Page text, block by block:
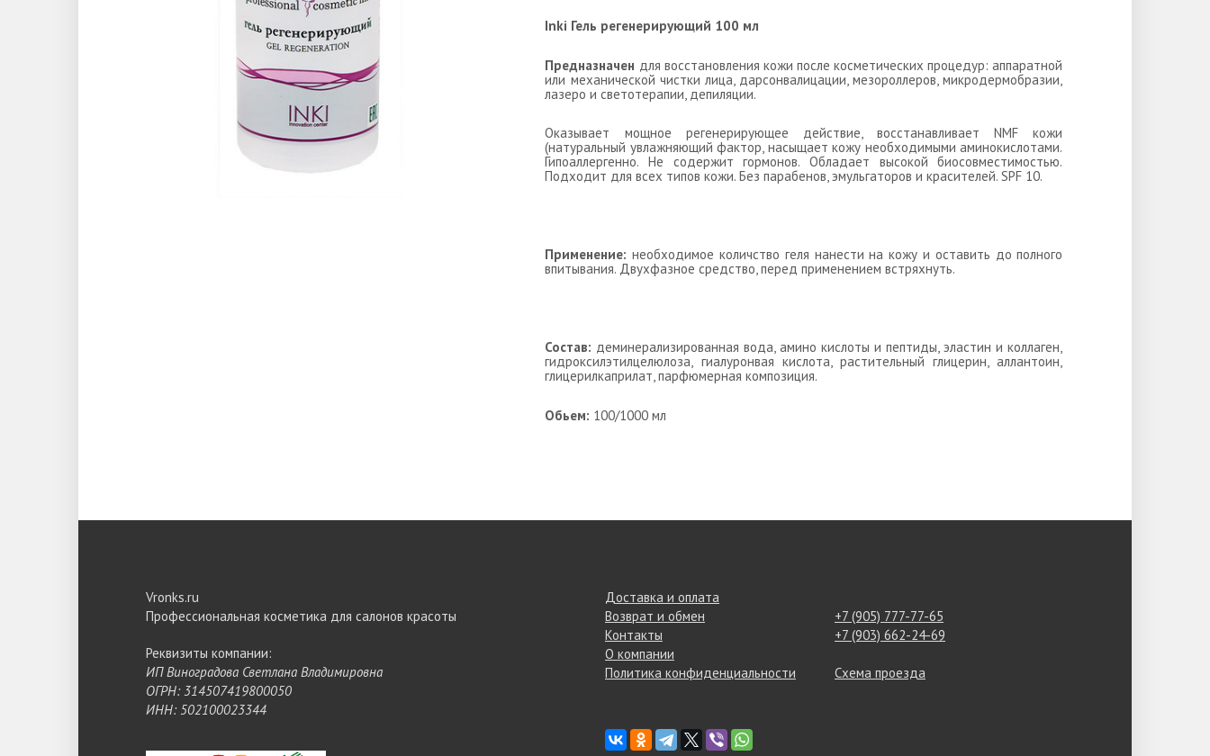
Inki Гель регенерирующий 100 мл
Предназначен для восстановления кожи после косметических процедур: аппаратной
или механической чистки лица, дарсонвалицации, мезороллеров, микродермобразии,
лазеро и светотерапии, депиляции.
Оказывает мощное регенерирующее действие, восстанавливает NMF кожи
(натуральный увлажняющий фактор, насыщает кожу необходимыми аминокислотами.
Гипоаллергенно. Не содержит гормонов. Обладает высокой биосовместимостью.
Подходит для всех типов кожи. Без парабенов, эмульгаторов и красителей. SPF 10.
Применение: необходимое количство геля нанести на кожу и оставить до полного
впитывания. Двухфазное средство, перед применением встряхнуть.
Состав: деминерализированная вода, амино кислоты и пептиды, эластин и коллаген,
гидроксилэтилцелюлоза, гиалуронвая кислота, растительный глицерин, аллантоин,
глицерилкаприлат, парфюмерная композиция.
Обьем: 100/1000 мл
Vronks.ru
Профессиональная косметика для салонов красоты
Реквизиты компании:
ИП Виноградова Светлана Владимировна
ОГРН: 314507419800050
ИНН: 502100023344
Доставка и оплата
Возврат и обмен
Контакты
О компании
Политика конфиденциальности
+7 (905) 777-77-65
+7 (903) 662-24-69
Схема проезда